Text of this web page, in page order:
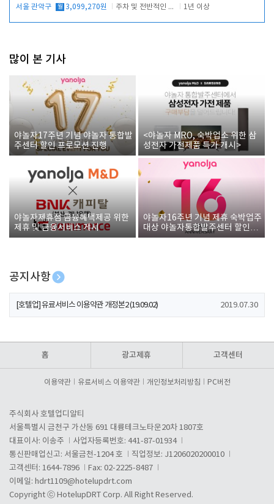
서울 관악구 월 3,099,270원 주차 및 전반적인 당번업무 1년 이상
많이 본 기사
야놀자17주년 기념 야놀자 통합발
주센터 할인 프로모션 진행
<야놀자 MRO, 숙박업소 위한 삼
성전자 가전제품 특가 개시>
야놀자제휴점 금융혜택제공 위한
제휴 및 금융서비스 게시
야놀자16주년 기념 제휴 숙박업주
대상 야놀자통합발주센터 할인쿠
폰 증정
공지사항
[호텔업] 개인정보 처리방침 개정본1 (19.09.02)
[호텔업] 유료서비스 이용약관 개정본2 (19.09.02) 2019.07.30
홈 광고제휴 고객센터
이용약관 유료서비스 이용약관 개인정보처리방침 PC버전
주식회사 호텔업디알티
서울특별시 금천구 가산동 691 대륭테크노타운20차 1807호
대표이사: 이송주
사업자등록번호: 441-87-01934
통신판매업신고: 서울금천-1204 호
직업정보: J1206020200010
고객센터: 1644-7896
Fax: 02-2225-8487
이메일: hdrt1109@hotelupdrt.com
Copyright ⓒ HotelupDRT Corp. All Right Reserved.